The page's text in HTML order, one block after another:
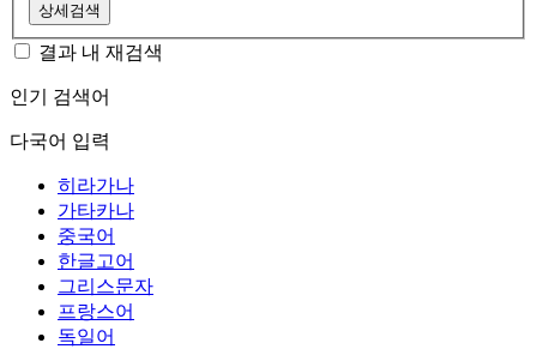
상세검색
결과 내 재검색
인기 검색어
다국어 입력
히라가나
가타카나
중국어
한글고어
그리스문자
프랑스어
독일어